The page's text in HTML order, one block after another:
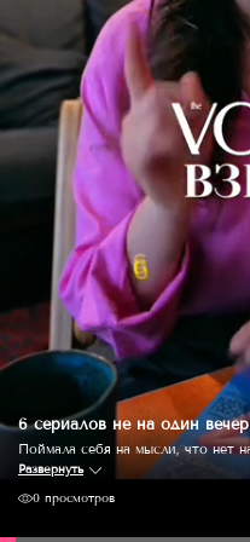
6 сериалов не на один вечер
Развернуть
0 просмотров